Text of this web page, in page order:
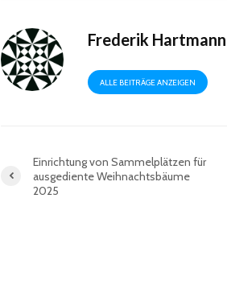
Frederik Hartmann
ALLE BEITRÄGE ANZEIGEN
Einrichtung von Sammelplätzen für
ausgediente Weihnachtsbäume
2025